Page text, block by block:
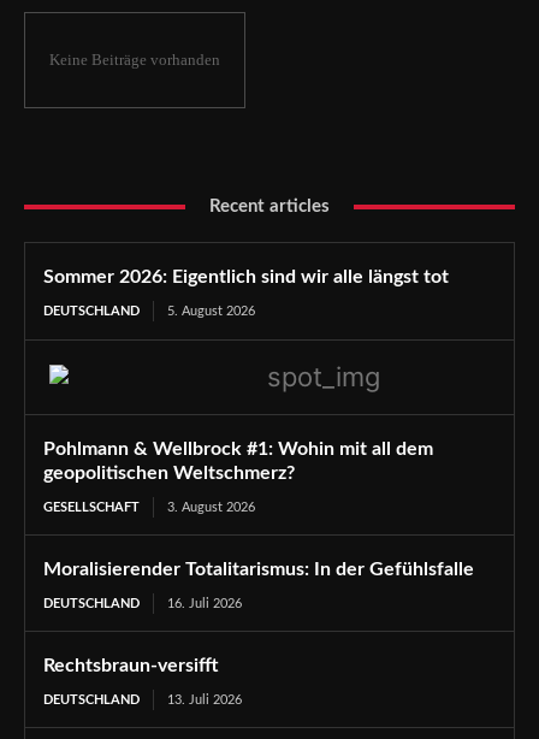
Keine Beiträge vorhanden
Recent articles
Sommer 2026: Eigentlich sind wir alle längst tot
DEUTSCHLAND 5. August 2026
Pohlmann & Wellbrock #1: Wohin mit all dem
geopolitischen Weltschmerz?
GESELLSCHAFT 3. August 2026
Moralisierender Totalitarismus: In der Gefühlsfalle
DEUTSCHLAND 16. Juli 2026
Rechtsbraun-versifft
DEUTSCHLAND 13. Juli 2026